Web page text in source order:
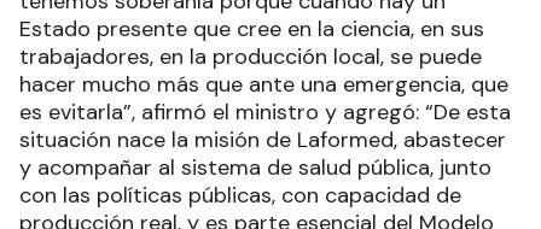
Estado presente que cree en la ciencia, en sus
trabajadores, en la producción local, se puede
hacer mucho más que ante una emergencia, que
es evitarla”, afirmó el ministro y agregó: “De esta
situación nace la misión de Laformed, abastecer
y acompañar al sistema de salud pública, junto
con las políticas públicas, con capacidad de
producción real, y es parte esencial del Modelo